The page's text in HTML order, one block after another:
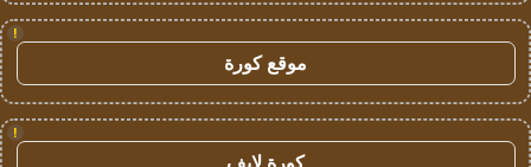
!
موقع كورة
!
كورة لايف